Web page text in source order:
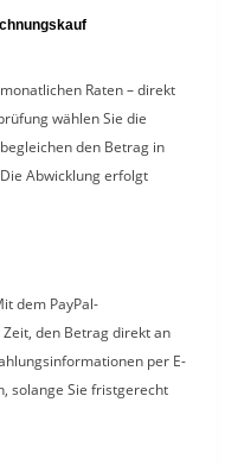
Raten – direkt
wählen Sie die
den Betrag in
Abwicklung erfolgt
dem PayPal-
Zeit, den Betrag direkt an
per E-
solange Sie fristgerecht